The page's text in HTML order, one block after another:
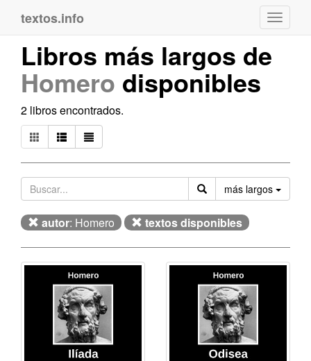
textos.info
Libros más largos de
Homero disponibles
2 libros encontrados.
más largos
autor: Homero textos disponibles